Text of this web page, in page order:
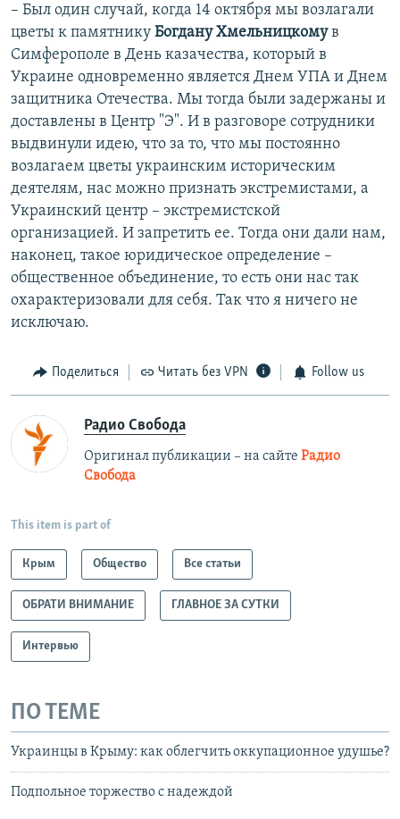
– Был один случай, когда 14 октября мы возлагали
цветы к памятнику Богдану Хмельницкомув
Симферополе в День казачества, который в
Украине одновременно является Днем УПА и Днем
защитника Отечества. Мы тогда были задержаны и
доставлены в Центр "Э". И в разговоре сотрудники
выдвинули идею, что за то, что мы постоянно
возлагаем цветы украинским историческим
деятелям, нас можно признать экстремистами, а
Украинский центр – экстремистской
организацией. И запретить ее. Тогда они дали нам,
наконец, такое юридическое определение –
общественное объединение, то есть они нас так
охарактеризовали для себя. Так что я ничего не
исключаю.
Поделиться Читать без VPN Follow us
Радио Свобода
Оригинал публикации – на сайте Радио
Свобода
This item is part of
Крым Общество Все статьи
ОБРАТИ ВНИМАНИЕ ГЛАВНОЕ ЗА СУТКИ
Интервью
ПО ТЕМЕ
Украинцы в Крыму: как облегчить оккупационное удушье?
Подпольное торжество с надеждой